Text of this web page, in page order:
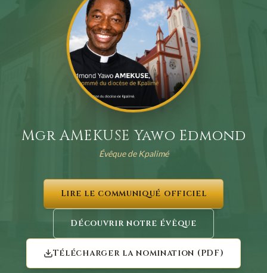
Mgr AMEKUSE Yawo Edmond
Évêque de Kpalimé
Lire le communiqué officiel
Découvrir notre évêque
Télécharger la nomination (PDF)